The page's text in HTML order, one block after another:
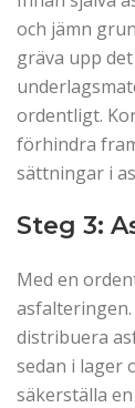
och jämn
gräva upp
ordentligt.
förhindra
sättningar i
Steg 3:
Med en
distribuera
sedan i lager
säkerställa